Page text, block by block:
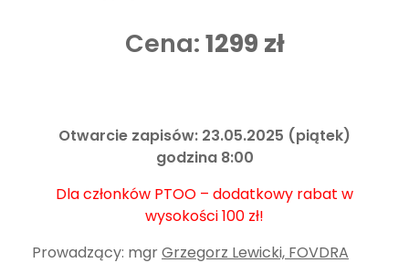
Cena:1299 zł
Otwarcie zapisów: 23.05.2025 (piątek)
godzina 8:00
Dla członków PTOO – dodatkowy rabat w
wysokości 100 zł!
Prowadzący: mgrGrzegorz Lewicki, FOVDRA